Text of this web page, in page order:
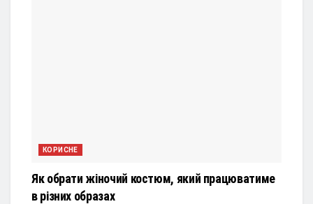
КОРИСНЕ
Як обрати жіночий костюм, який працюватиме
в різних образах